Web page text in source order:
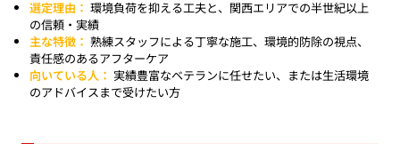
選定理由： 環境負荷を抑える工夫と、関西エリアでの半世紀以上
の信頼・実績
主な特徴： 熟練スタッフによる丁寧な施工、環境的防除の視点、
責任感のあるアフターケア
向いている人： 実績豊富なベテランに任せたい、または生活環境
のアドバイスまで受けたい方